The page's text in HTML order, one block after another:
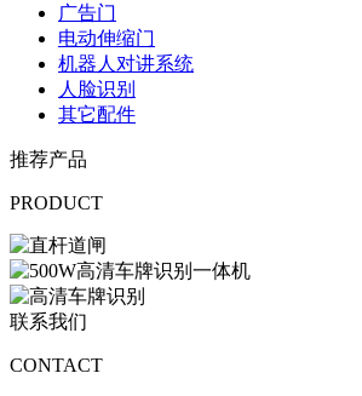
广告门
电动伸缩门
机器人对讲系统
人脸识别
其它配件
推荐产品
PRODUCT
联系我们
CONTACT